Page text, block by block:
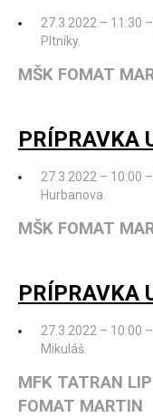
27.3.2022 – 11:30
Pltníky.
MŠK FOMAT
PRÍPRAVKA
27.3.2022 – 10:00
Hurbanova.
MŠK FOMAT
PRÍPRAVKA
27.3.2022 – 10:00
Mikuláš.
MFK TATRAN
FOMAT MARTIN